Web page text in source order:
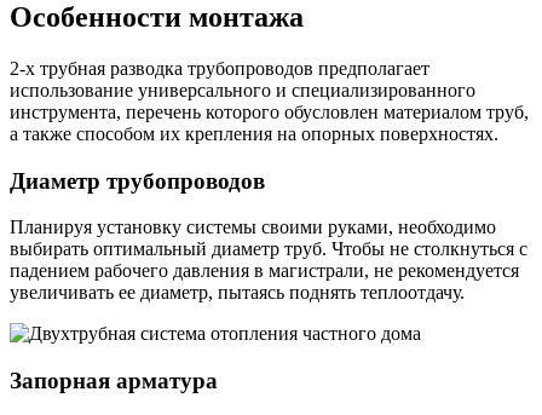
Особенности монтажа
2-х трубная разводка трубопроводов предполагает
использование универсального и специализированного
инструмента, перечень которого обусловлен материалом труб,
а также способом их крепления на опорных поверхностях.
Диаметр трубопроводов
Планируя установку системы своими руками, необходимо
выбирать оптимальный диаметр труб. Чтобы не столкнуться с
падением рабочего давления в магистрали, не рекомендуется
увеличивать ее диаметр, пытаясь поднять теплоотдачу.
Запорная арматура